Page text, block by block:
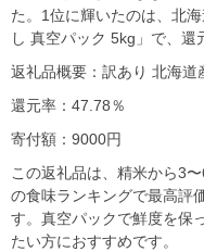
た。1位に輝いたのは、北
し 真空パック 5kg」で、還
返礼品概要：訳あり 北海
還元率：47.78％
寄付額：9000円
この返礼品は、精米から3
の食味ランキングで最高評
す。真空パックで鮮度を保
たい方におすすめです。